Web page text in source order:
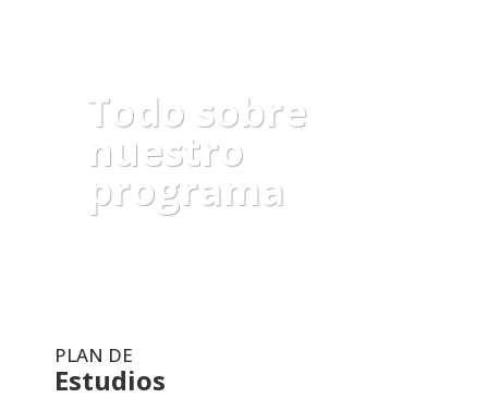
Todo sobre
nuestro
programa
PLAN DE
Estudios